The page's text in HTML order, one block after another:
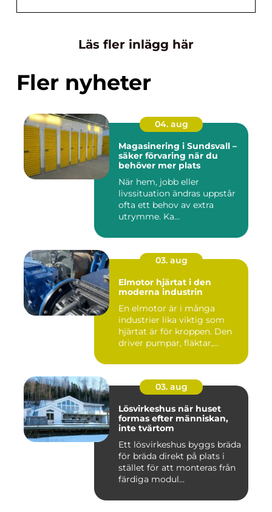
Läs fler inlägg här
Fler nyheter
04. aug
Magasinering i Sundsvall –
säker förvaring när du
behöver mer plats
När hem, jobb eller
livssituation ändras uppstår
ofta ett behov av extra
utrymme. Ka...
03. aug
Elmotor hjärtat i den
moderna industrin
En elmotor är i många
industrier lika viktig som
hjärtat är för kroppen. Den
driver pumpar, fläktar,...
03. aug
Lösvirkeshus när huset
formas efter människan,
inte tvärtom
Ett lösvirkeshus byggs bräda
för bräda direkt på plats i
stället för att monteras från
färdiga modul...